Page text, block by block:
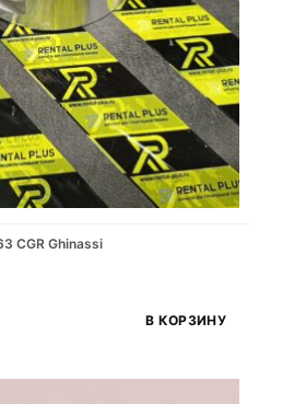
CGR Ghinassi
В КОРЗИНУ